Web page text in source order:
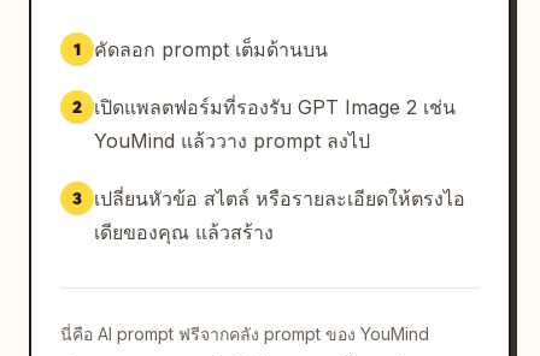
1 คัดลอก prompt เต็มด้านบน
2
เปิดแพลตฟอร์มที่รองรับ GPT Image 2 เช่น
YouMind แล้ววาง prompt ลงไป
3
เปลี่ยนหัวข้อ สไตล์ หรือรายละเอียดให้ตรงไอ
เดียของคุณ แล้วสร้าง
นี่คือ AI prompt ฟรีจากคลัง prompt ของ YouMind